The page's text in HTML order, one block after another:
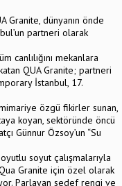
Granite, dünyanın önde
partneri olarak
canlılığını mekanlara
QUA Granite; partneri
İstanbul, 17.
özgü fikirler sunan,
koyan, sektöründe öncü
Günnur Özsoy’un “Su
soyut çalışmalarıyla
Granite için özel olarak
Parlayan sedef rengi ve